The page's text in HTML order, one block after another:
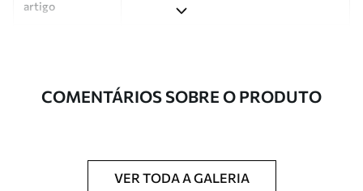
artigo
rolos de até 50 cm de largura.
COMENTÁRIOS SOBRE O PRODUTO
VER TODA A GALERIA